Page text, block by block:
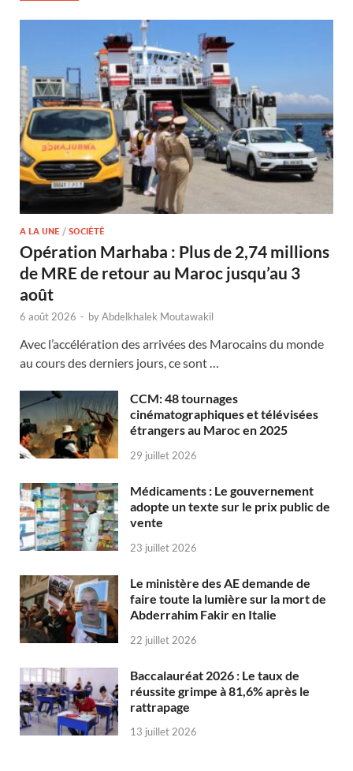
A LA UNE / SOCIÉTÉ
Opération Marhaba : Plus de 2,74 millions
de MRE de retour au Maroc jusqu’au 3
août
6 août 2026 - byAbdelkhalek Moutawakil
Avec l’accélération des arrivées des Marocains du monde
au cours des derniers jours, ce sont …
CCM: 48 tournages
cinématographiques et télévisées
étrangers au Maroc en 2025
29 juillet 2026
Médicaments : Le gouvernement
adopte un texte sur le prix public de
vente
23 juillet 2026
Le ministère des AE demande de
faire toute la lumière sur la mort de
Abderrahim Fakir en Italie
22 juillet 2026
Baccalauréat 2026 : Le taux de
réussite grimpe à 81,6% après le
rattrapage
13 juillet 2026